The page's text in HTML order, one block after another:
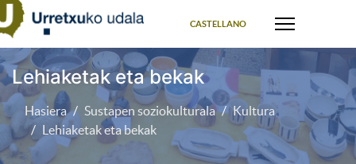
CASTELLANO
Lehiaketak eta bekak
Hasiera Sustapen soziokulturala
Kultura
Lehiaketak eta bekak